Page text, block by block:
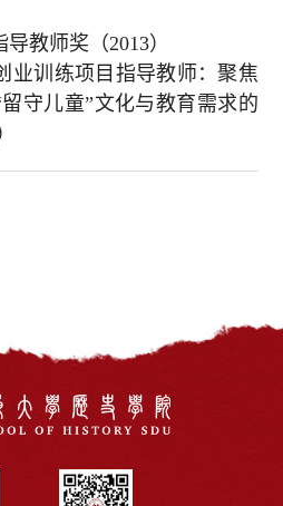
导教师奖（2013）
业训练项目指导教师：聚焦
守儿童”文化与教育需求的